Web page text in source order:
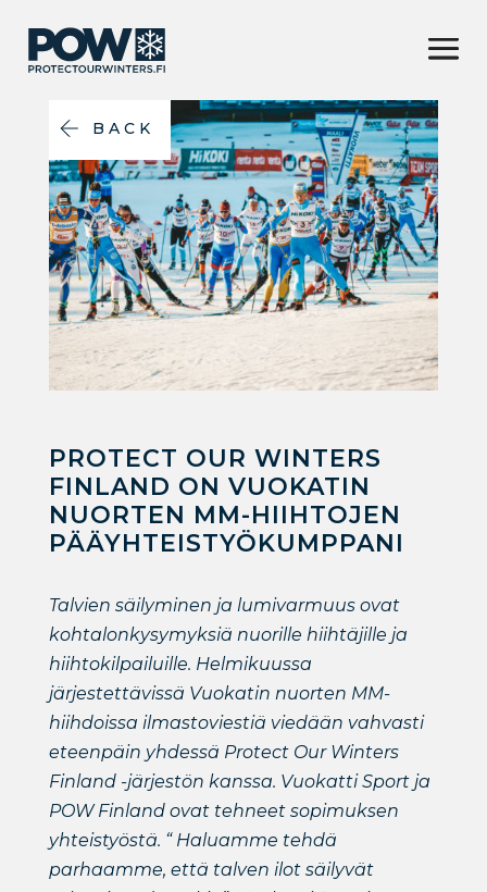
BACK
PROTECT OUR WINTERS
FINLAND ON VUOKATIN
NUORTEN MM-HIIHTOJEN
PÄÄYHTEISTYÖKUMPPANI
Talvien säilyminen ja lumivarmuus ovat
kohtalonkysymyksiä nuorille hiihtäjille ja
hiihtokilpailuille. Helmikuussa
järjestettävissä Vuokatin nuorten MM-
hiihdoissa ilmastoviestiä viedään vahvasti
eteenpäin yhdessä Protect Our Winters
Finland -järjestön kanssa. Vuokatti Sport ja
POW Finland ovat tehneet sopimuksen
yhteistyöstä. “ Haluamme tehdä
parhaamme, että talven ilot säilyvät